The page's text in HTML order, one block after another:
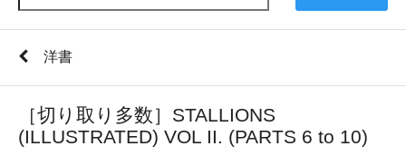
洋書
［切り取り多数］STALLIONS
(ILLUSTRATED) VOL II. (PARTS 6 to 10)